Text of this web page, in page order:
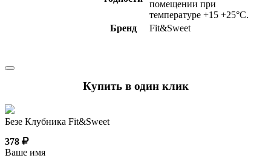
помещении при
температуре +15 +25°С.
Бренд
Fit&Sweet
Купить в один клик
Безе Клубника Fit&Sweet
378
Ваше имя